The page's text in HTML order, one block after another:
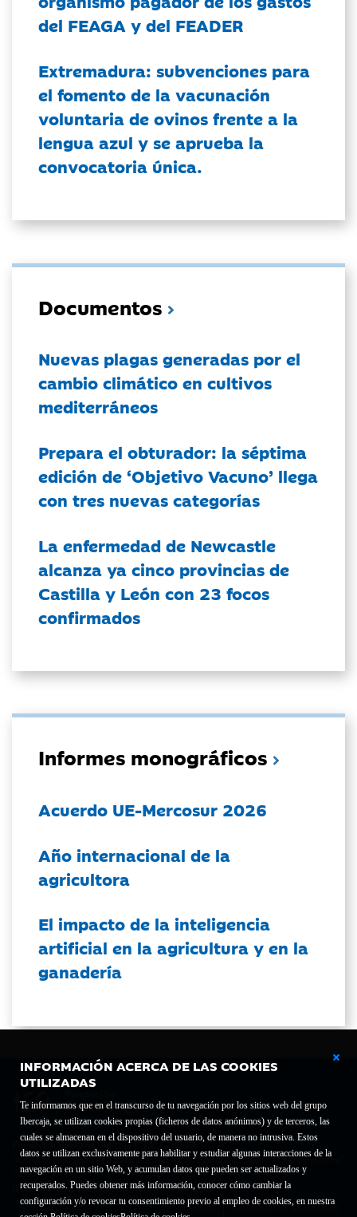
INFORMACIÓN ACERCA DE LAS COOKIES
UTILIZADAS
Te informamos que en el transcurso de tu navegación por los sitios web del grupo
Ibercaja, se utilizan cookies propias (ficheros de datos anónimos) y de terceros, las
cuales se almacenan en el dispositivo del usuario, de manera no intrusiva. Estos
datos se utilizan exclusivamente para habilitar y estudiar algunas interacciones de la
navegación en un sitio Web, y acumulan datos que pueden ser actualizados y
recuperados. Puedes obtener más información, conocer cómo cambiar la
configuración y/o revocar tu consentimiento previo al empleo de cookies, en nuestra
del FEAGA y del FEADER
Extremadura: subvenciones para
el fomento de la vacunación
voluntaria de ovinos frente a la
lengua azul y se aprueba la
convocatoria única.
Documentos
Nuevas plagas generadas por el
cambio climático en cultivos
mediterráneos
Prepara el obturador: la séptima
edición de ‘Objetivo Vacuno’ llega
con tres nuevas categorías
La enfermedad de Newcastle
alcanza ya cinco provincias de
Castilla y León con 23 focos
confirmados
Informes monográficos
Acuerdo UE-Mercosur 2026
Año internacional de la
agricultora
El impacto de la inteligencia
artificial en la agricultura y en la
ganadería
Fundación Bancaria Ibercaja C.I.F. G-50000652.
Inscrita en el Registro de Fundaciones del Mº de Educación, Cultura y Deporte con el nº
1689.
Domicilio social: Joaquín Costa, 13. 50001 Zaragoza.
Contacto
Declaración de accesibilidad